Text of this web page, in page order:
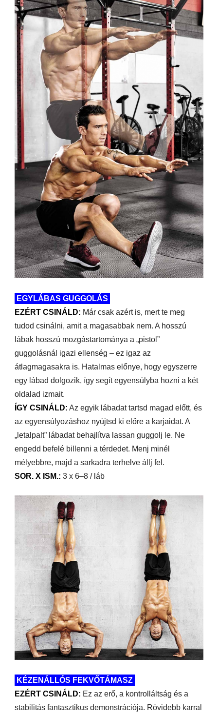
EGYLÁBAS GUGGOLÁS
EZÉRT CSINÁLD: Már csak azért is, mert te meg
tudod csinálni, amit a magasabbak nem. A hosszú
lábak hosszú mozgástartománya a „pistol”
guggolásnál igazi ellenség – ez igaz az
átlagmagasakra is. Hatalmas előnye, hogy egyszerre
egy lábad dolgozik, így segít egyensúlyba hozni a két
oldalad izmait.
ÍGY CSINÁLD: Az egyik lábadat tartsd magad előtt, és
az egyensúlyozáshoz nyújtsd ki előre a karjaidat. A
„letalpalt” lábadat behajlítva lassan guggolj le. Ne
engedd befelé billenni a térdedet. Menj minél
mélyebbre, majd a sarkadra terhelve állj fel.
SOR. X ISM.: 3 x 6–8 / láb
KÉZENÁLLÓS FEKVŐTÁMASZ
EZÉRT CSINÁLD: Ez az erő, a kontrolláltság és a
stabilitás fantasztikus demonstrációja. Rövidebb karral